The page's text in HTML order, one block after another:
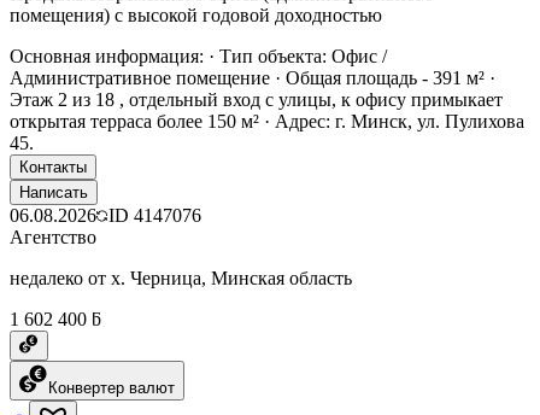
помещения) с высокой годовой доходностью
Основная информация: · Тип объекта: Офис /
Административное помещение · Общая площадь - 391 м² ·
Этаж 2 из 18 , отдельный вход с улицы, к офису примыкает
открытая терраса более 150 м² · Адрес: г. Минск, ул. Пулихова
45.
Контакты
Написать
06.08.2026 ID 4147076
Агентство
недалеко от х. Черница, Минская область
1 602 400 ƃ
Конвертер валют